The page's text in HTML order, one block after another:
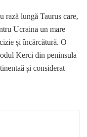
rază lungă Taurus care,
Ucraina un mare
și încărcătură. O
Kerci din peninsula
și considerat